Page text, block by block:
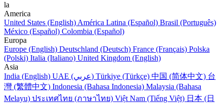
la
America
United States (English) América Latina (Español) Brasil (Português)
México (Español) Colombia (Español)
Europa
Europe (English) Deutschland (Deutsch) France (Français) Polska
(Polski) Italia (Italiano) United Kingdom (English)
Asia
India (English)
UAE (عربي) Türkiye (Türkçe) 中国 (简体中文) 台
灣 (繁體中文) Indonesia (Bahasa Indonesia) Malaysia (Bahasa
Melayu) ประเทศไทย (ภาษาไทย) Việt Nam (Tiếng Việt) 日本 (日